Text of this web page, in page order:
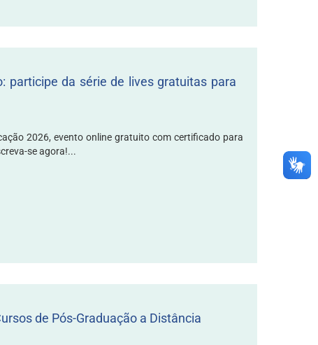
participe da série de lives gratuitas para
2026, evento online gratuito com certificado para
se agora!...
de Pós-Graduação a Distância